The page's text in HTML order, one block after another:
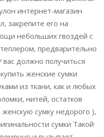
интернет-магазин
закрепите его на
небольших гвоздей с
предварительно
должно получиться
женские сумки
из ткани, как и любых
нитей, остатков
сумку недорого ),
сумки Такой